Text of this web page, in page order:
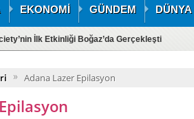
EKONOMİ GÜNDEM DÜNYA
İlk Etkinliği Boğaz’da Gerçekleşti
» Adana Lazer Epilasyon